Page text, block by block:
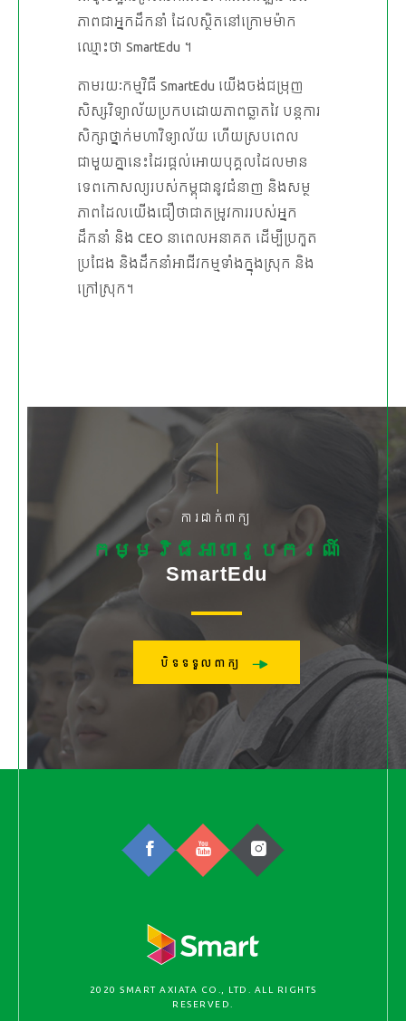
ភាពជាអ្នកដឹកនាំ ដែលស្ថិតនៅក្រោមម៉ាក
ឈ្មោះថា SmartEdu ។
តាមរយៈកម្មវិធី SmartEdu យើងចង់ជម្រុញ
សិស្សវិទ្យាល័យប្រកបដោយភាពឆ្លាតវៃ បន្ដការ
សិក្សាថ្នាក់មហាវិទ្យាល័យ ហើយស្របពេល
ជាមួយគ្នានេះដែរផ្ដល់អោយបុគ្គលដែលមាន
ទេពកោសល្យរបស់កម្ពុជានូវជំនាញ និងសម្ថ
ភាពដែលយើងជឿថាជាតម្រូវការរបស់អ្នក
ដឹកនាំ និង CEO នាពេលអនាគត ដើម្បីប្រកួត
ប្រជែង និងដឹកនាំអាជីវកម្មទាំងក្នុងស្រុក និង
ក្រៅស្រុក។
ការដាក់ពាក្យ
កម្មវិធីអាហារូបករណ៍
SmartEdu
បិទទទួលពាក្យ
2020 SMART AXIATA CO., LTD. ALL RIGHTS
RESERVED.